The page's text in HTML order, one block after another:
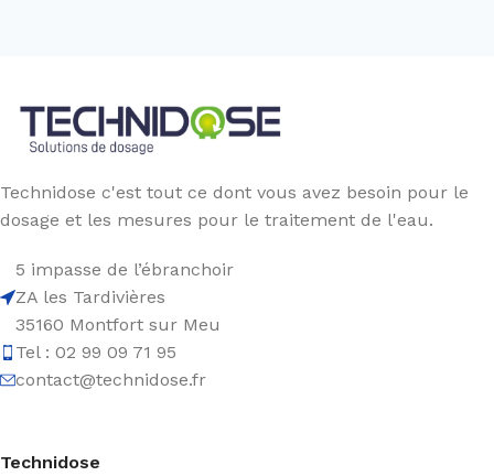
Technidose c'est tout ce dont vous avez besoin pour le
dosage et les mesures pour le traitement de l'eau.
5 impasse de l’ébranchoir
ZA les Tardivières
35160 Montfort sur Meu
Tel : 02 99 09 71 95
contact@technidose.fr
Technidose